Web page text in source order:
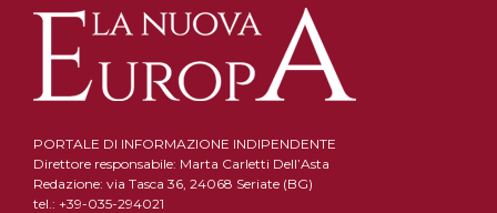
PORTALE DI INFORMAZIONE INDIPENDENTE
Direttore responsabile: Marta Carletti Dell’Asta
Redazione: via Tasca 36, 24068 Seriate (BG)
tel.: +39-035-294021